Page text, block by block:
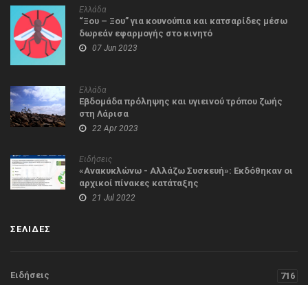
Ελλάδα
“Ξου – Ξου” για κουνούπια και κατσαρίδες μέσω
δωρεάν εφαρμογής στο κινητό
07 Jun 2023
Ελλάδα
Εβδομάδα πρόληψης και υγιεινού τρόπου ζωής
στη Λάρισα
22 Apr 2023
Ειδήσεις
«Ανακυκλώνω - Αλλάζω Συσκευή»: Εκδόθηκαν οι
αρχικοί πίνακες κατάταξης
21 Jul 2022
ΣΕΛΙΔΕΣ
Ειδήσεις 716